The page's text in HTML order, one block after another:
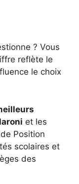
? Vous
reflète le
le choix
et les
Position
scolaires et
des